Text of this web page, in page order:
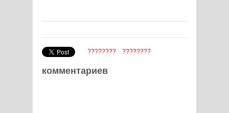
???????? ????????
комментариев